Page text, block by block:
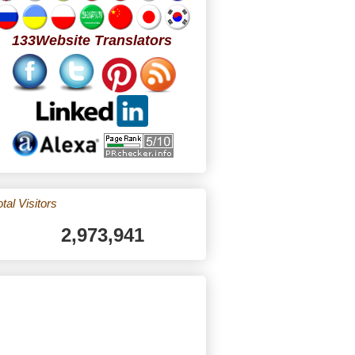
133Website Translators
Visitors
2,973,941